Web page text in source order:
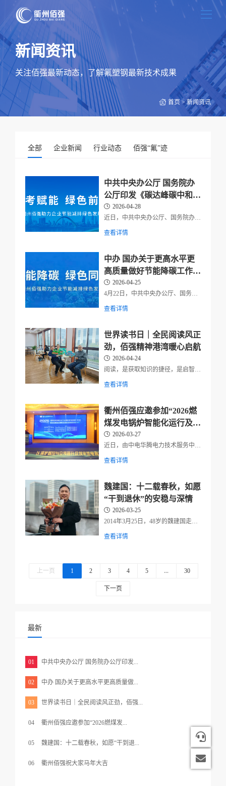
新闻资讯
关注佰强最新动态，了解氟塑钢最新技术成果
首页 >新闻资讯
全部 企业新闻 行业动态 佰强“氟”迹
中共中央办公厅 国务院办
公厅印发《碳达峰碳中和综
合评价考核办法》
2026-04-28
近日，中共中央办公厅、国务院办公
办法》，并发出通知，要求各地区各
合评价考核办法（2026年2月26日中
共中央政治局常委会会议审议批准
20...
查看详情
中办 国办关于更高水平更
高质量做好节能降碳工作的
意见2026-04-25
4月22日，中共中央办公厅、国务院
节能降碳工作的意见》对外发布。节
展方式绿色转型的重要抓手，是维护
国家能源安全、促进产业提质升级的
重要支...
查看详情
世界读书日｜全民阅读风正
劲，佰强精神港湾暖心启航
2026-04-24
阅读，是获取知识的捷径，是启智增
的精神修行。在习近平文化思想指引
处处充盈书香。4月20日，国务院批
复设立的全国首个“全民阅读活动周”
与第...
查看详情
衢州佰强应邀参加“2026燃
煤发电锅炉智能化运行及空
预器深度节能改造技术研讨
会”
2026-03-27
近日，由中电华腾电力技术服务中
企业协作网联合主办“2026燃煤发电
造技术研讨会”在江苏无锡圆满落
幕。衢州佰强新材料科技有限公司携
氟塑钢空...
查看详情
魏建国：十二载春秋，如愿
“干到退休”的安稳与深情
2026-03-25
2014年3月25日，48岁的魏建国走进
公室，开启了一段崭新的人生旅程。
始于十二年前的朴素梦想——在...
查看详情
上一页 1 2 3 4 5 ... 30
下一页
最新
01 中共中央办公厅 国务院办公厅印发...
02 中办 国办关于更高水平更高质量做...
03 世界读书日｜全民阅读风正劲，佰强...
04 衢州佰强应邀参加“2026燃煤发...
05 魏建国：十二载春秋，如愿“干到退...
06 衢州佰强祝大家马年大吉